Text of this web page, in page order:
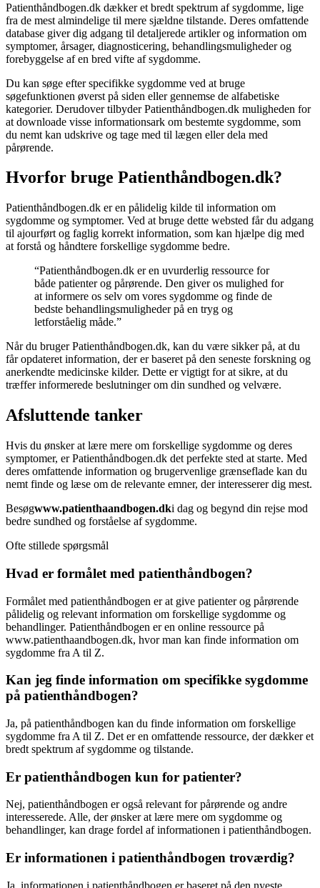
Patienthåndbogen.dk dækker et bredt spektrum af sygdomme, lige
fra de mest almindelige til mere sjældne tilstande. Deres omfattende
database giver dig adgang til detaljerede artikler og information om
symptomer, årsager, diagnosticering, behandlingsmuligheder og
forebyggelse af en bred vifte af sygdomme.
Du kan søge efter specifikke sygdomme ved at bruge
søgefunktionen øverst på siden eller gennemse de alfabetiske
kategorier. Derudover tilbyder Patienthåndbogen.dk muligheden for
at downloade visse informationsark om bestemte sygdomme, som
du nemt kan udskrive og tage med til lægen eller dela med
pårørende.
Hvorfor bruge Patienthåndbogen.dk?
Patienthåndbogen.dk er en pålidelig kilde til information om
sygdomme og symptomer. Ved at bruge dette websted får du adgang
til ajourført og faglig korrekt information, som kan hjælpe dig med
at forstå og håndtere forskellige sygdomme bedre.
“Patienthåndbogen.dk er en uvurderlig ressource for
både patienter og pårørende. Den giver os mulighed for
at informere os selv om vores sygdomme og finde de
bedste behandlingsmuligheder på en tryg og
letforståelig måde.”
Når du bruger Patienthåndbogen.dk, kan du være sikker på, at du
får opdateret information, der er baseret på den seneste forskning og
anerkendte medicinske kilder. Dette er vigtigt for at sikre, at du
træffer informerede beslutninger om din sundhed og velvære.
Afsluttende tanker
Hvis du ønsker at lære mere om forskellige sygdomme og deres
symptomer, er Patienthåndbogen.dk det perfekte sted at starte. Med
deres omfattende information og brugervenlige grænseflade kan du
nemt finde og læse om de relevante emner, der interesserer dig mest.
Besøgwww.patienthaandbogen.dki dag og begynd din rejse mod
bedre sundhed og forståelse af sygdomme.
Ofte stillede spørgsmål
Hvad er formålet med patienthåndbogen?
Formålet med patienthåndbogen er at give patienter og pårørende
pålidelig og relevant information om forskellige sygdomme og
behandlinger. Patienthåndbogen er en online ressource på
www.patienthaandbogen.dk, hvor man kan finde information om
sygdomme fra A til Z.
Kan jeg finde information om specifikke sygdomme
på patienthåndbogen?
Ja, på patienthåndbogen kan du finde information om forskellige
sygdomme fra A til Z. Det er en omfattende ressource, der dækker et
bredt spektrum af sygdomme og tilstande.
Er patienthåndbogen kun for patienter?
Nej, patienthåndbogen er også relevant for pårørende og andre
interesserede. Alle, der ønsker at lære mere om sygdomme og
behandlinger, kan drage fordel af informationen i patienthåndbogen.
Er informationen i patienthåndbogen troværdig?
Ja, informationen i patienthåndbogen er baseret på den nyeste